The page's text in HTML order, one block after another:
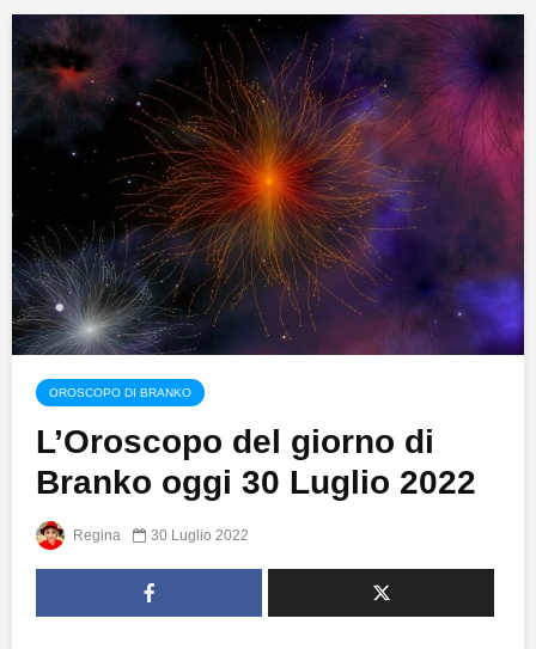
OROSCOPO DI BRANKO
L’Oroscopo del giorno di
Branko oggi 30 Luglio 2022
Regina 30 Luglio 2022